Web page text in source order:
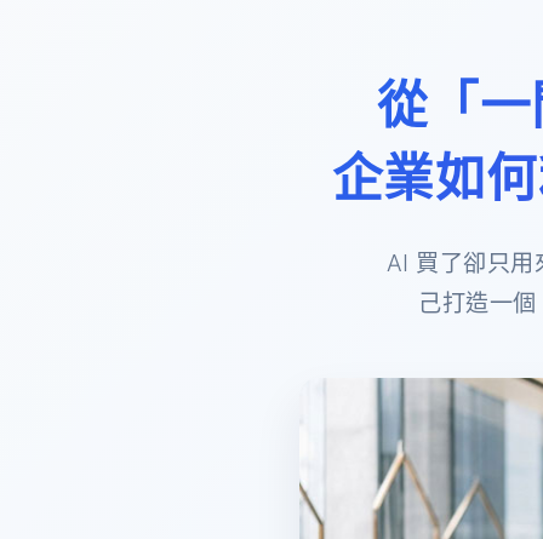
從「
企業如
AI 買了卻只用
己打造一